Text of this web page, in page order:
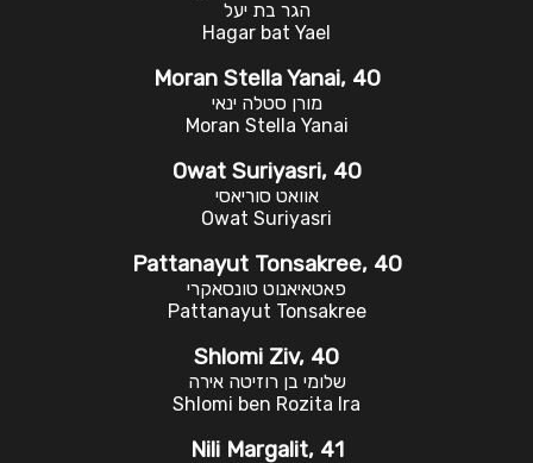
הגר בת יעל
Hagar bat Yael
Moran Stella Yanai, 40
מורן סטלה ינאי
Moran Stella Yanai
Owat Suriyasri, 40
אוואט סוריאסי
Owat Suriyasri
Pattanayut Tonsakree, 40
פאטאיאנוט טונסאקרי
Pattanayut Tonsakree
Shlomi Ziv, 40
שלומי בן רוזיטה אירה
Shlomi ben Rozita Ira
Nili Margalit, 41